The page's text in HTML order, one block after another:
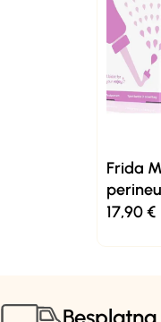
Frida
17,90€